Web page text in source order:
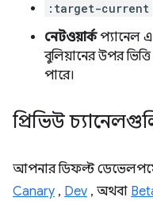
:target-current
নেটওয়ার্কপ্যানেল
বুলিয়ানের উপর
পারে।
প্রিভিউ
আপনার ডিফল্ট
Canary , Dev , অথবা